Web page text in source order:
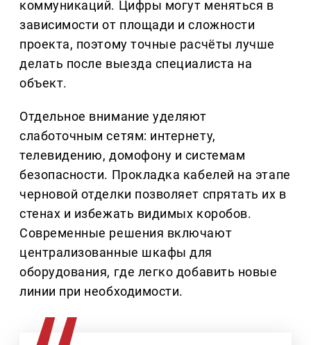
коммуникаций. Цифры могут меняться в
зависимости от площади и сложности
проекта, поэтому точные расчёты лучше
делать после выезда специалиста на
объект.
Отдельное внимание уделяют
слаботочным сетям: интернету,
телевидению, домофону и системам
безопасности. Прокладка кабелей на этапе
черновой отделки позволяет спрятать их в
стенах и избежать видимых коробов.
Современные решения включают
централизованные шкафы для
оборудования, где легко добавить новые
линии при необходимости.